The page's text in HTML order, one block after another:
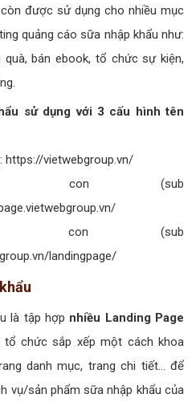
còn được sử dụng cho nhiều mục
quảng cáo sữa nhập khẩu như:
quà, bán ebook, tổ chức sự kiện,
sử dụng với 3 cấu hình tên
https://vietwebgroup.vn/
con (sub
con (sub
landingpage/
là tập hợp nhiều Landing Page
tổ chức sắp xếp một cách khoa
danh mục, trang chi tiết... để
vụ/sản phẩm sữa nhập khẩu của